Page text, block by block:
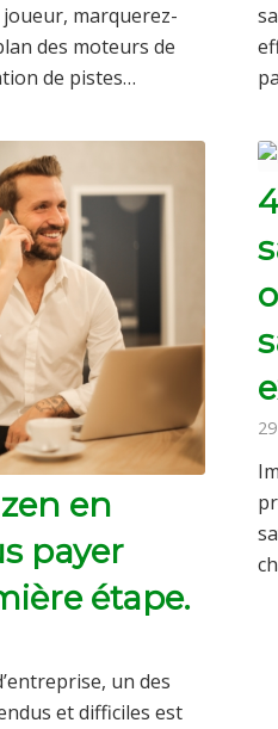
marquerez-
des moteurs de
de pistes…
en
payer
étape.
un des
et difficiles est